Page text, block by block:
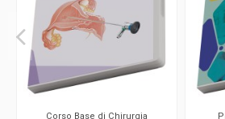
Corso Base di Chirurgia